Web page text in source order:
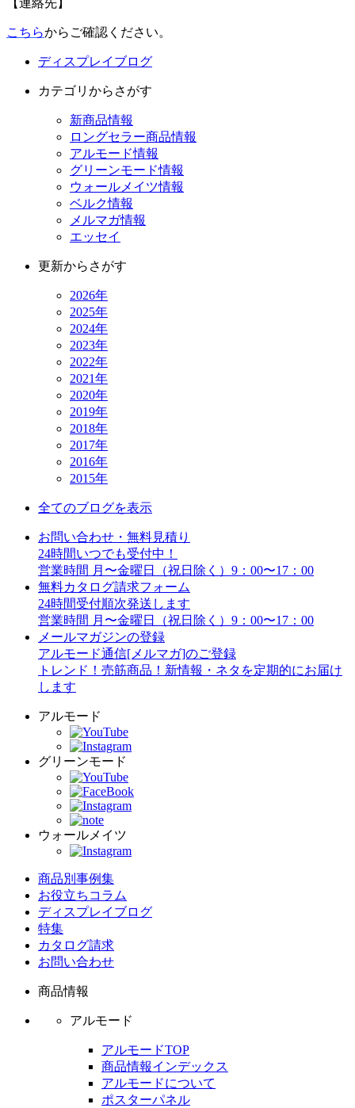
こちらからご確認ください。
ディスプレイブログ
カテゴリからさがす
新商品情報
ロングセラー商品情報
アルモード情報
グリーンモード情報
ウォールメイツ情報
ベルク情報
メルマガ情報
エッセイ
更新からさがす
2026年
2025年
2024年
2023年
2022年
2021年
2020年
2019年
2018年
2017年
2016年
2015年
全てのブログを表示
お問い合わせ・無料見積り
24時間いつでも受付中！
営業時間 月〜金曜日（祝日除く）9：00〜17：00
無料カタログ請求フォーム
24時間受付順次発送します
営業時間 月〜金曜日（祝日除く）9：00〜17：00
メールマガジンの登録
アルモード通信[メルマガ]のご登録
トレンド！売筋商品！新情報・ネタを定期的にお届け
します
アルモード
グリーンモード
ウォールメイツ
商品別事例集
お役立ちコラム
ディスプレイブログ
特集
カタログ請求
お問い合わせ
商品情報
アルモード
アルモードTOP
商品情報インデックス
アルモードについて
ポスターパネル